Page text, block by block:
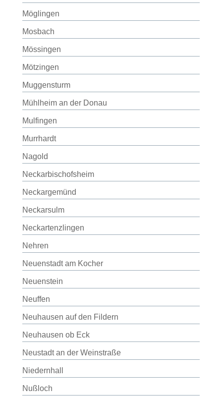
Möglingen
Mosbach
Mössingen
Mötzingen
Muggensturm
Mühlheim an der Donau
Mulfingen
Murrhardt
Nagold
Neckarbischofsheim
Neckargemünd
Neckarsulm
Neckartenzlingen
Nehren
Neuenstadt am Kocher
Neuenstein
Neuffen
Neuhausen auf den Fildern
Neuhausen ob Eck
Neustadt an der Weinstraße
Niedernhall
Nußloch